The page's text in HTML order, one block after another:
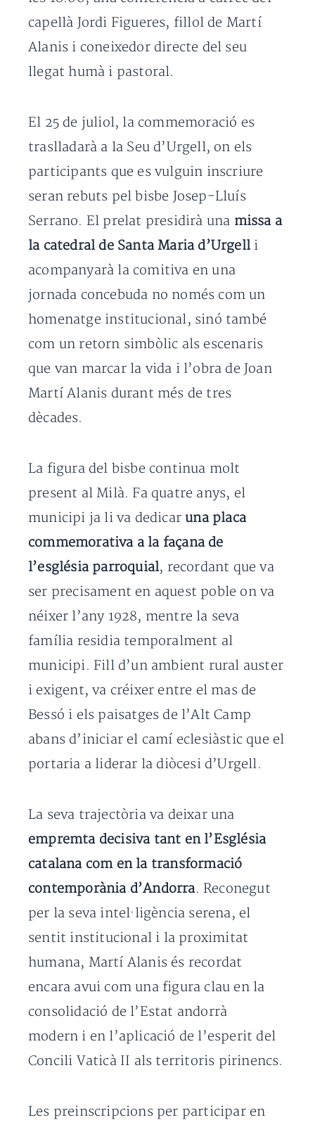
capellà Jordi Figueres, fillol de Martí
Alanis i coneixedor directe del seu
llegat humà i pastoral.
El 25 de juliol, la commemoració es
traslladarà a la Seu d’Urgell, on els
participants que es vulguin inscriure
seran rebuts pel bisbe Josep-Lluís
Serrano. El prelat presidirà una missa a
la catedral de Santa Maria d’Urgelli
acompanyarà la comitiva en una
jornada concebuda no només com un
homenatge institucional, sinó també
com un retorn simbòlic als escenaris
que van marcar la vida i l’obra de Joan
Martí Alanis durant més de tres
dècades.
La figura del bisbe continua molt
present al Milà. Fa quatre anys, el
municipi ja li va dedicar una placa
commemorativa a la façana de
l’església parroquial, recordant que va
ser precisament en aquest poble on va
néixer l’any 1928, mentre la seva
família residia temporalment al
municipi. Fill d’un ambient rural auster
i exigent, va créixer entre el mas de
Bessó i els paisatges de l’Alt Camp
abans d’iniciar el camí eclesiàstic que el
portaria a liderar la diòcesi d’Urgell.
La seva trajectòria va deixar una
empremta decisiva tant en l’Església
catalana com en la transformació
contemporània d’Andorra. Reconegut
per la seva intel·ligència serena, el
sentit institucional i la proximitat
humana, Martí Alanis és recordat
encara avui com una figura clau en la
consolidació de l’Estat andorrà
modern i en l’aplicació de l’esperit del
Concili Vaticà II als territoris pirinencs.
Les preinscripcions per participar en